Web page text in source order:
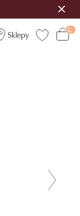
Sklepy